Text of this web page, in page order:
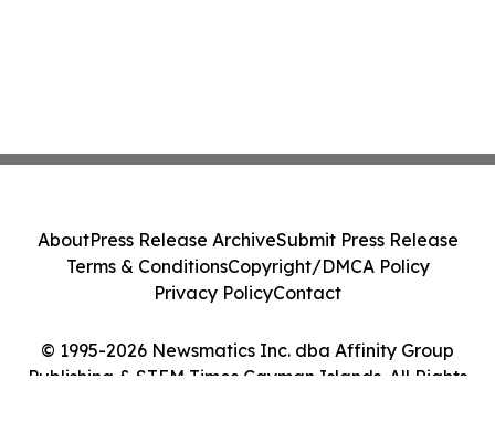
© 1995-2026 Newsmatics Inc. dba Affinity Group
Publishing & STEM Times Cayman Islands. All Rights
AboutPress Release ArchiveSubmit Press Release
Terms & ConditionsCopyright/DMCA Policy
Privacy PolicyContact